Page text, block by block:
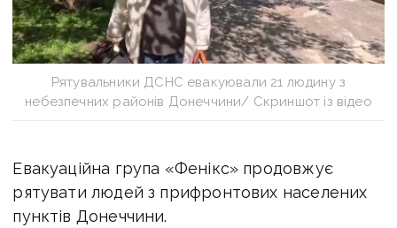
Рятувальники ДСНС евакуювали 21 людину з
небезпечних районів Донеччини/ Скриншот із відео
Евакуаційна група «Фенікс» продовжує
рятувати людей з прифронтових населених
пунктів Донеччини.